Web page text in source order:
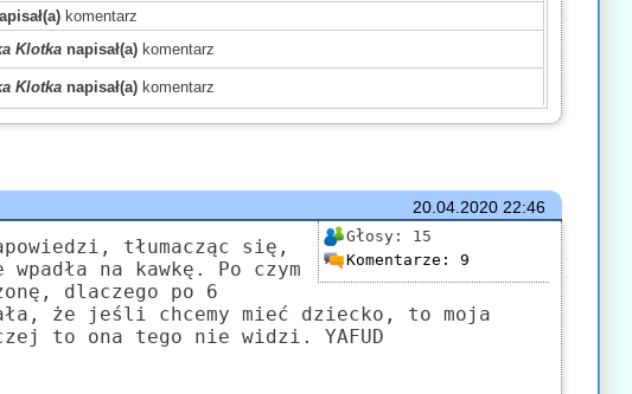
komentarz
Klotka napisał(a) komentarz
Klotka napisał(a) komentarz
napisał(a)komentarz
napisał(a) komentarz
napisał(a)komentarz
napisał(a) komentarz
napisał(a)komentarz
20.04.202022:46
Głosy: 15
Komentarze: 9
tłumacząc się,
na kawkę. Po czym
dlaczego po 6
że jeśli chcemy mieć dziecko, to moja
to ona tego nie widzi. YAFUD